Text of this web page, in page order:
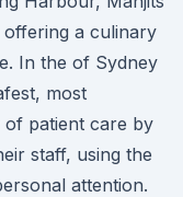
offering a culinary
In the of Sydney
most
of patient care by
staff, using the
attention.